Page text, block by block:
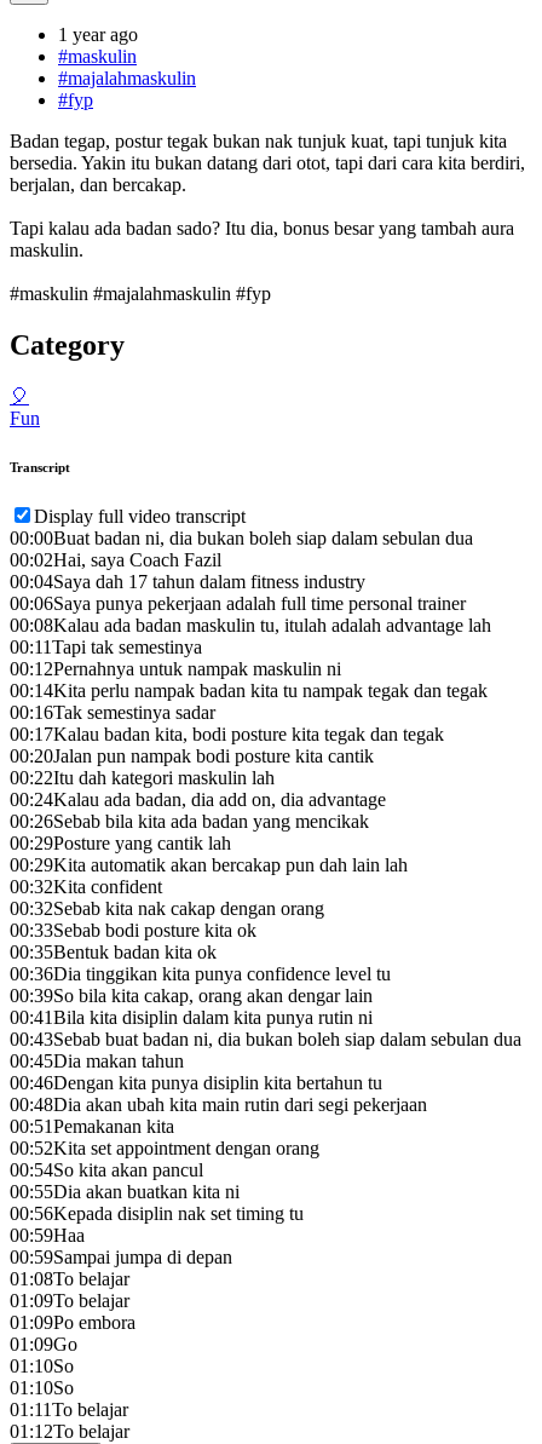
1 year ago
#maskulin
#majalahmaskulin
#fyp
Badan tegap, postur tegak bukan nak tunjuk kuat, tapi tunjuk kita
bersedia. Yakin itu bukan datang dari otot, tapi dari cara kita berdiri,
berjalan, dan bercakap.
Tapi kalau ada badan sado? Itu dia, bonus besar yang tambah aura
maskulin.
#maskulin #majalahmaskulin #fyp
Category
🎈
Fun
Transcript
Display full video transcript
00:00Buat badan ni, dia bukan boleh siap dalam sebulan dua
00:02Hai, saya Coach Fazil
00:04Saya dah 17 tahun dalam fitness industry
00:06Saya punya pekerjaan adalah full time personal trainer
00:08Kalau ada badan maskulin tu, itulah adalah advantage lah
00:11Tapi tak semestinya
00:12Pernahnya untuk nampak maskulin ni
00:14Kita perlu nampak badan kita tu nampak tegak dan tegak
00:16Tak semestinya sadar
00:17Kalau badan kita, bodi posture kita tegak dan tegak
00:20Jalan pun nampak bodi posture kita cantik
00:22Itu dah kategori maskulin lah
00:24Kalau ada badan, dia add on, dia advantage
00:26Sebab bila kita ada badan yang mencikak
00:29Posture yang cantik lah
00:29Kita automatik akan bercakap pun dah lain lah
00:32Kita confident
00:32Sebab kita nak cakap dengan orang
00:33Sebab bodi posture kita ok
00:35Bentuk badan kita ok
00:36Dia tinggikan kita punya confidence level tu
00:39So bila kita cakap, orang akan dengar lain
00:41Bila kita disiplin dalam kita punya rutin ni
00:43Sebab buat badan ni, dia bukan boleh siap dalam sebulan dua
00:45Dia makan tahun
00:46Dengan kita punya disiplin kita bertahun tu
00:48Dia akan ubah kita main rutin dari segi pekerjaan
00:51Pemakanan kita
00:52Kita set appointment dengan orang
00:54So kita akan pancul
00:55Dia akan buatkan kita ni
00:56Kepada disiplin nak set timing tu
00:59Haa
00:59Sampai jumpa di depan
01:08To belajar
01:09To belajar
01:09Po embora
01:09Go
01:10So
01:10So
01:11To belajar
01:12To belajar